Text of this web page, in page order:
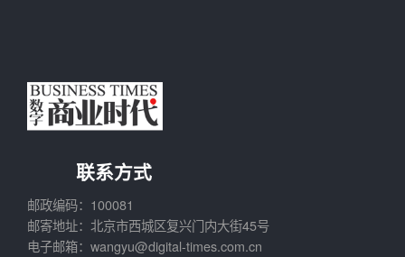
联系方式
邮政编码：100081
邮寄地址：北京市西城区复兴门内大街45号
电子邮箱：wangyu@digital-times.com.cn